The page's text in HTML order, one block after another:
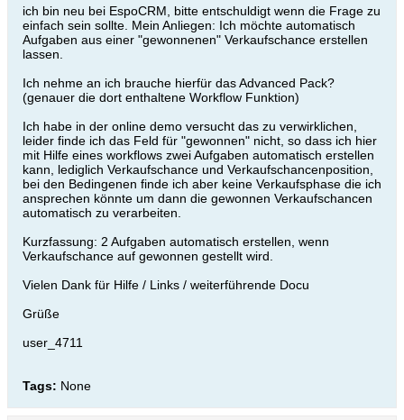
ich bin neu bei EspoCRM, bitte entschuldigt wenn die Frage zu
einfach sein sollte. Mein Anliegen: Ich möchte automatisch
Aufgaben aus einer "gewonnenen" Verkaufschance erstellen
lassen.
Ich nehme an ich brauche hierfür das Advanced Pack?
(genauer die dort enthaltene Workflow Funktion)
Ich habe in der online demo versucht das zu verwirklichen,
leider finde ich das Feld für "gewonnen" nicht, so dass ich hier
mit Hilfe eines workflows zwei Aufgaben automatisch erstellen
kann, lediglich Verkaufschance und Verkaufschancenposition,
bei den Bedingenen finde ich aber keine Verkaufsphase die ich
ansprechen könnte um dann die gewonnen Verkaufschancen
automatisch zu verarbeiten.
Kurzfassung: 2 Aufgaben automatisch erstellen, wenn
Verkaufschance auf gewonnen gestellt wird.
Vielen Dank für Hilfe / Links / weiterführende Docu
Grüße
user_4711
Tags: None